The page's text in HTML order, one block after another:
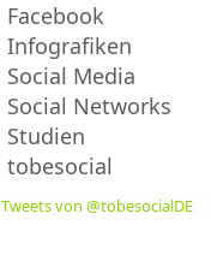
Facebook
Infografiken
Social Media
Social Networks
Studien
tobesocial
Tweets von @tobesocialDE